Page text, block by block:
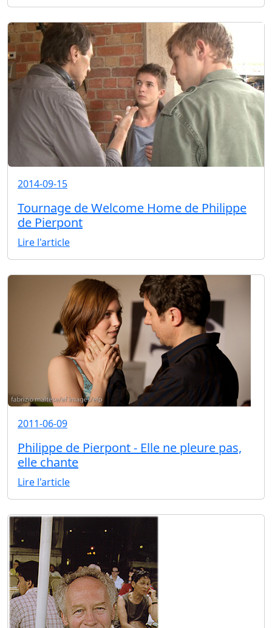
2014-09-15
Tournage de Welcome Home de Philippe
de Pierpont
Lire l'article
2011-06-09
Philippe de Pierpont - Elle ne pleure pas,
elle chante
Lire l'article